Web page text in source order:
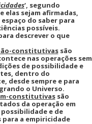
‘, segundo
elas sejam afirmadas,
do saber para
possíveis.
descrever o que
constitutivassão
nas operações sem
de possibilidade e
dentro do
desde sempre e para
o Universo.
constitutivassão
da operação em
e de
a empiricidade